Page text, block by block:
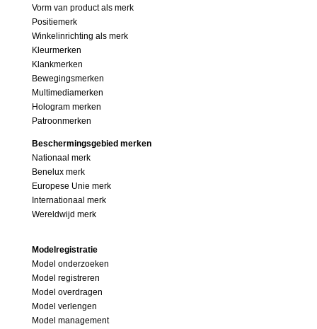
Vorm van product als merk
Positiemerk
Winkelinrichting als merk
Kleurmerken
Klankmerken
Bewegingsmerken
Multimediamerken
Hologram merken
Patroonmerken
Beschermingsgebied merken
Nationaal merk
Benelux merk
Europese Unie merk
Internationaal merk
Wereldwijd merk
Modelregistratie
Model onderzoeken
Model registreren
Model overdragen
Model verlengen
Model management